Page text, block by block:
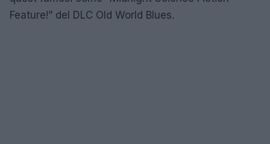
Feature!” del DLC Old World Blues.